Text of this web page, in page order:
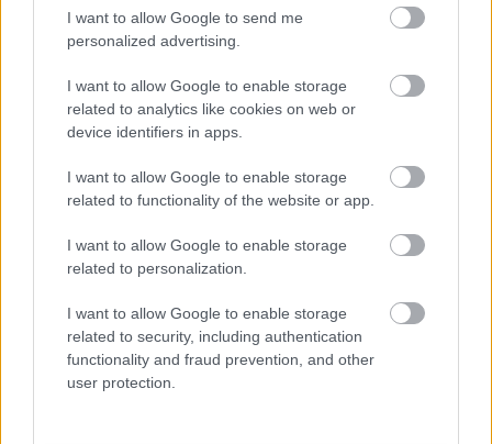
I want to allow Google to send me
personalized advertising.
I want to allow Google to enable storage
related to analytics like cookies on web or
device identifiers in apps.
I want to allow Google to enable storage
related to functionality of the website or app.
I want to allow Google to enable storage
related to personalization.
I want to allow Google to enable storage
related to security, including authentication
functionality and fraud prevention, and other
user protection.